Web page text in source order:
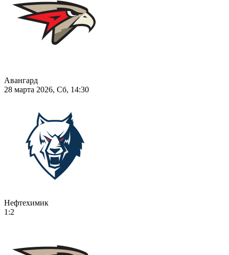
Авангард
28 марта 2026, Сб, 14:30
Нефтехимик
1:2